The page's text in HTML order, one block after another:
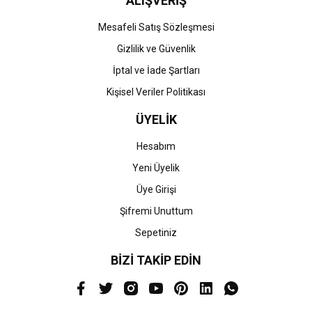
Mesafeli Satış Sözleşmesi
Gizlilik ve Güvenlik
İptal ve İade Şartları
Kişisel Veriler Politikası
ÜYELİK
Hesabım
Yeni Üyelik
Üye Girişi
Şifremi Unuttum
Sepetiniz
BİZİ TAKİP EDİN